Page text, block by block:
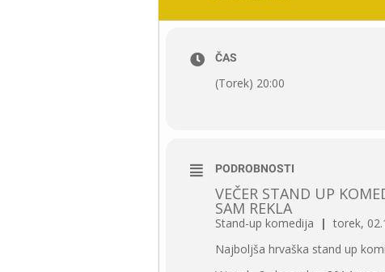
ČAS
(Torek) 20:00
PODROBNOSTI
VEČER STAND UP
SAM REKLA
Stand-up komedija | torek,
Najboljša hrvaška stand up